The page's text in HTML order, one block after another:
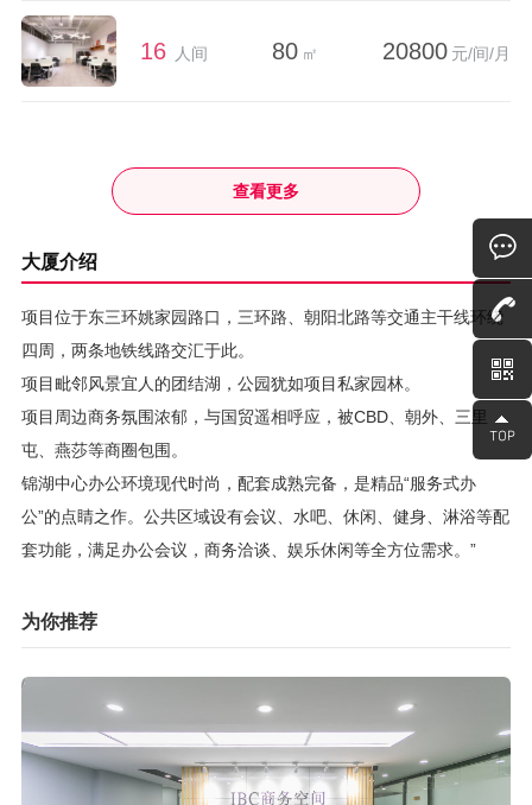
16 人间 80 ㎡ 20800 元/间/月
查看更多
大厦介绍
项目位于东三环姚家园路口，三环路、朝阳北路等交通主干线环绕
四周，两条地铁线路交汇于此。
项目毗邻风景宜人的团结湖，公园犹如项目私家园林。
项目周边商务氛围浓郁，与国贸遥相呼应，被CBD、朝外、三里
屯、燕莎等商圈包围。
锦湖中心办公环境现代时尚，配套成熟完备，是精品“服务式办
公”的点睛之作。公共区域设有会议、水吧、休闲、健身、淋浴等配
套功能，满足办公会议，商务洽谈、娱乐休闲等全方位需求。”
为你推荐